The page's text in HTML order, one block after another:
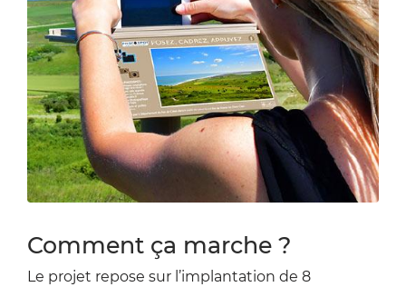
Comment ça marche ?
Le projet repose sur l’implantation de 8